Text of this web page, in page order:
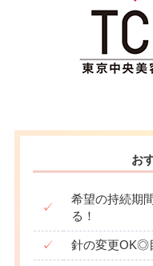
お
✓
希望の持続期
る！
✓ 針の変更OK◎